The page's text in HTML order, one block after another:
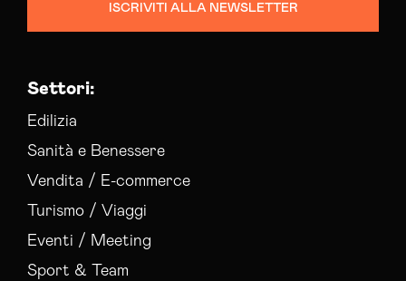
ISCRIVITI ALLA NEWSLETTER
Settori:
Edilizia
Sanità e Benessere
Vendita / E-commerce
Turismo / Viaggi
Eventi / Meeting
Sport & Team